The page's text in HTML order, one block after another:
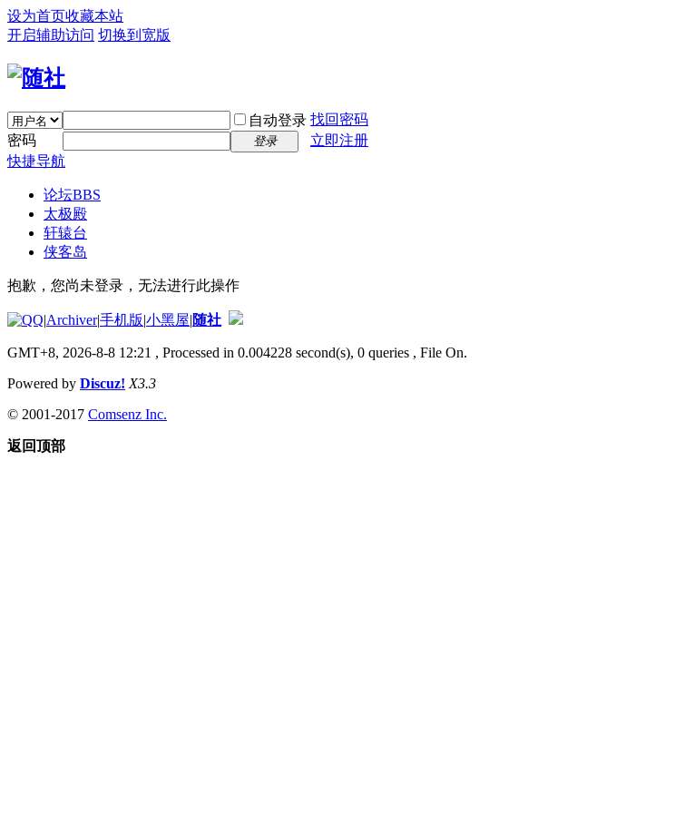
设为首页收藏本站
开启辅助访问 切换到宽版
自动登录 找回密码
密码
登录
立即注册
快捷导航
论坛BBS
太极殿
轩辕台
侠客岛
抱歉，您尚未登录，无法进行此操作
|Archiver|手机版|小黑屋|随社
GMT+8, 2026-8-8 12:21 , Processed in 0.004228 second(s), 0 queries , File On.
Powered by Discuz! X3.3
© 2001-2017 Comsenz Inc.
返回顶部